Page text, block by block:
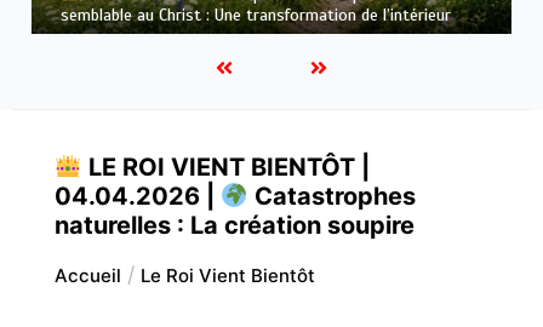
qui purifie : Être prêt pour Jésus
LE ROI VIENT BIENTÔT |
04.04.2026 |
Catastrophes
naturelles : La création soupire
Accueil Le Roi Vient Bientôt